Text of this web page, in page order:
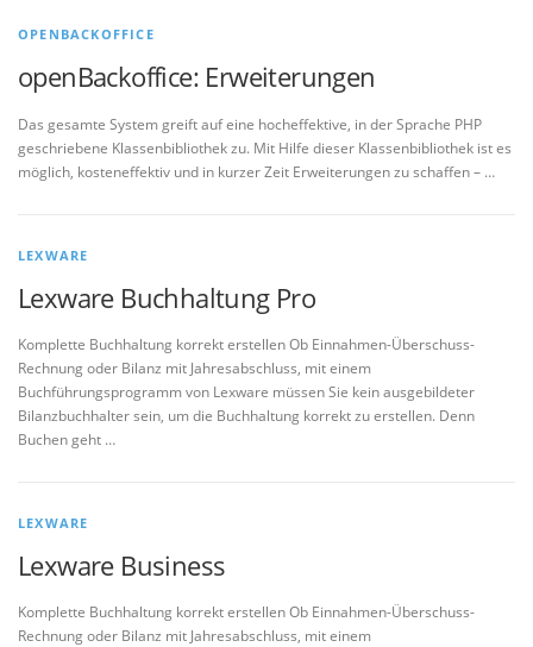
OPENBACKOFFICE
openBackoffice: Erweiterungen
Das gesamte System greift auf eine hocheffektive, in der Sprache PHP
geschriebene Klassenbibliothek zu. Mit Hilfe dieser Klassenbibliothek ist es
möglich, kosteneffektiv und in kurzer Zeit Erweiterungen zu schaffen – …
LEXWARE
Lexware Buchhaltung Pro
Komplette Buchhaltung korrekt erstellen Ob Einnahmen-Überschuss-
Rechnung oder Bilanz mit Jahresabschluss, mit einem
Buchführungsprogramm von Lexware müssen Sie kein ausgebildeter
Bilanzbuchhalter sein, um die Buchhaltung korrekt zu erstellen. Denn
Buchen geht …
LEXWARE
Lexware Business
Komplette Buchhaltung korrekt erstellen Ob Einnahmen-Überschuss-
Rechnung oder Bilanz mit Jahresabschluss, mit einem